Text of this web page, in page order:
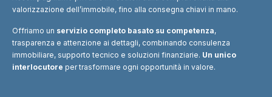
valorizzazione dell’immobile, fino alla consegna chiavi in mano.
Offriamo un servizio completo basato su competenza,
trasparenza e attenzione ai dettagli, combinando consulenza
immobiliare, supporto tecnico e soluzioni finanziarie. Un unico
interlocutore per trasformare ogni opportunità in valore.